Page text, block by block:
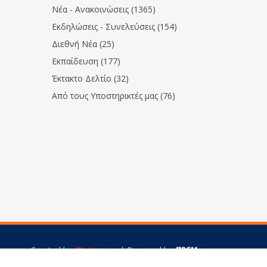
Νέα - Ανακοινώσεις (1365)
Εκδηλώσεις - Συνελεύσεις (154)
Διεθνή Νέα (25)
Εκπαίδευση (177)
Έκτακτο Δελτίο (32)
Από τους Υποστηρικτές μας (76)
Created by Bitamin| Powered by